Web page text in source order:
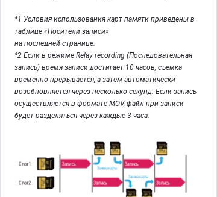
*1 Условия использования карт памяти приведены в
таблице «Носители записи»
на последней странице.
*2 Если в режиме Relay recording (Последовательная
запись) время записи достигает 10 часов, съемка
временно прерывается, а затем автоматически
возобновляется через несколько секунд. Если запись
осуществляется в формате MOV, файл при записи
будет разделяться через каждые 3 часа.